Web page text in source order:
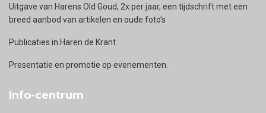
Uitgave van Harens Old Goud, 2x per jaar, een tijdschrift met een
breed aanbod van artikelen en oude foto's
Publicaties in Haren de Krant
Presentatie en promotie op evenementen.
Info-centrum